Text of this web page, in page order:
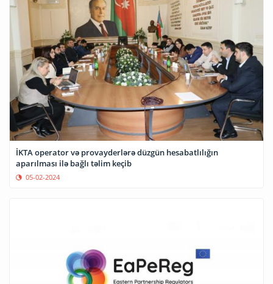
İKTA operator və provayderlərə düzgün hesabatlılığın
aparılması ilə bağlı təlim keçib
05-02-2024